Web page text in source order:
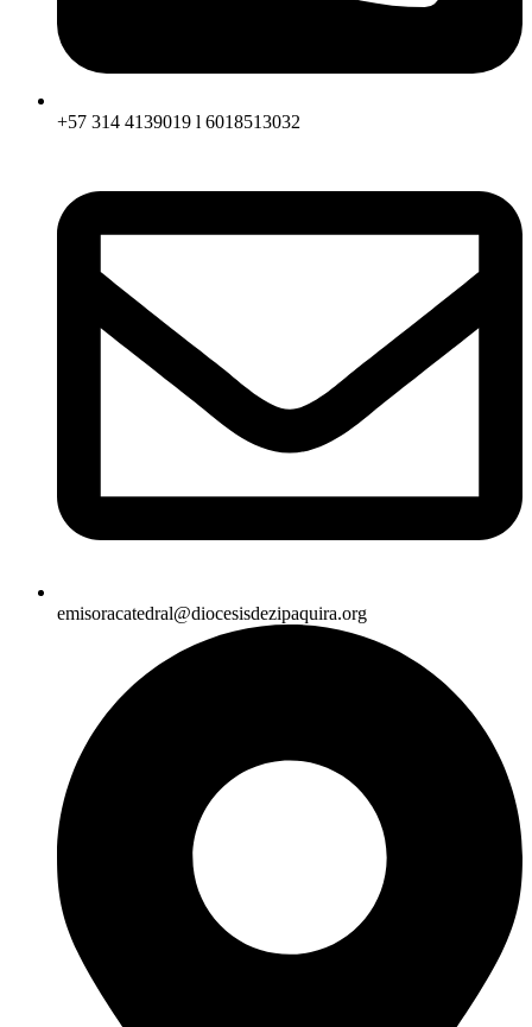
+57 314 4139019 l 6018513032
emisoracatedral@diocesisdezipaquira.org